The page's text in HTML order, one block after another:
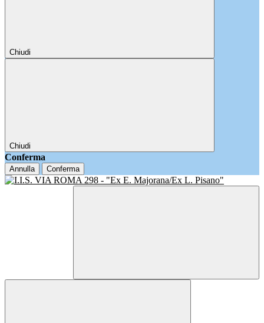
Chiudi
Chiudi
Conferma
Annulla Conferma